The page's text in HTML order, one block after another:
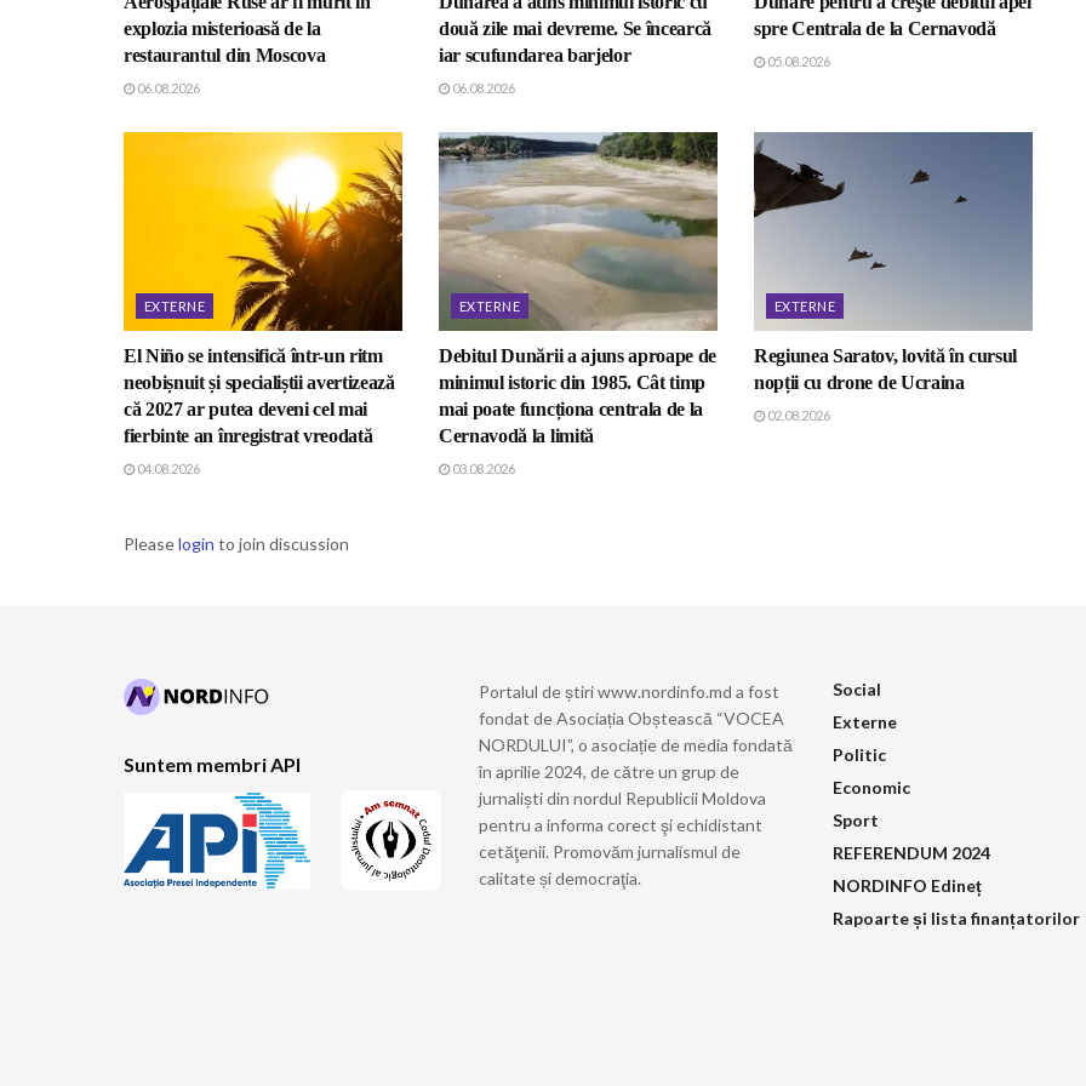
explozia misterioasă de la
restaurantul din Moscova
06.08.2026
două zile mai devreme. Se încearcă
iar scufundarea barjelor
06.08.2026
spre Centrala de la Cernavodă
05.08.2026
EXTERNE
El Niño se intensifică într-un ritm
neobișnuit și specialiștii avertizează
că 2027 ar putea deveni cel mai
fierbinte an înregistrat vreodată
04.08.2026
EXTERNE
Debitul Dunării a ajuns aproape de
minimul istoric din 1985. Cât timp
mai poate funcționa centrala de la
Cernavodă la limită
03.08.2026
EXTERNE
Regiunea Saratov, lovită în cursul
nopții cu drone de Ucraina
02.08.2026
Pleaselogin to join discussion
Suntem membri API
Portalul de știri www.nordinfo.md a fost
fondat de Asociația Obștească “VOCEA
NORDULUI”, o asociație de media fondată
în aprilie 2024, de către un grup de
jurnaliști din nordul Republicii Moldova
pentru a informa corect şi echidistant
cetăţenii. Promovăm jurnalismul de
calitate și democraţia.
Social
Externe
Politic
Economic
Sport
REFERENDUM 2024
NORDINFO Edineț
Rapoarte și lista finanțatorilor